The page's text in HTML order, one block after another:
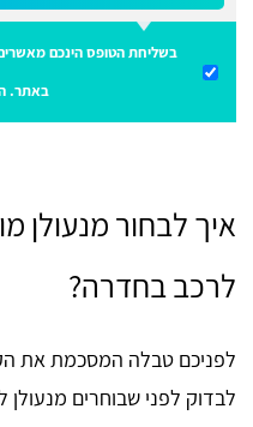
בשליחת הטופס הינכם
באתר.
איך לבחור מנעולן
לרכב בחדרה?
לפניכם טבלה המסכמת את
לבדוק לפני שבוחרים